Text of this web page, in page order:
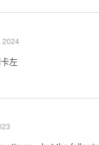
2024
左